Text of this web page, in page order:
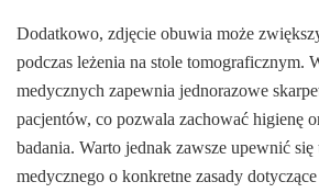
Dodatkowo, zdjęcie obuwia może
podczas leżenia na stole tomograficznym.
medycznych zapewnia jednorazowe
pacjentów, co pozwala zachować higienę
badania. Warto jednak zawsze upewnić się
medycznego o konkretne zasady